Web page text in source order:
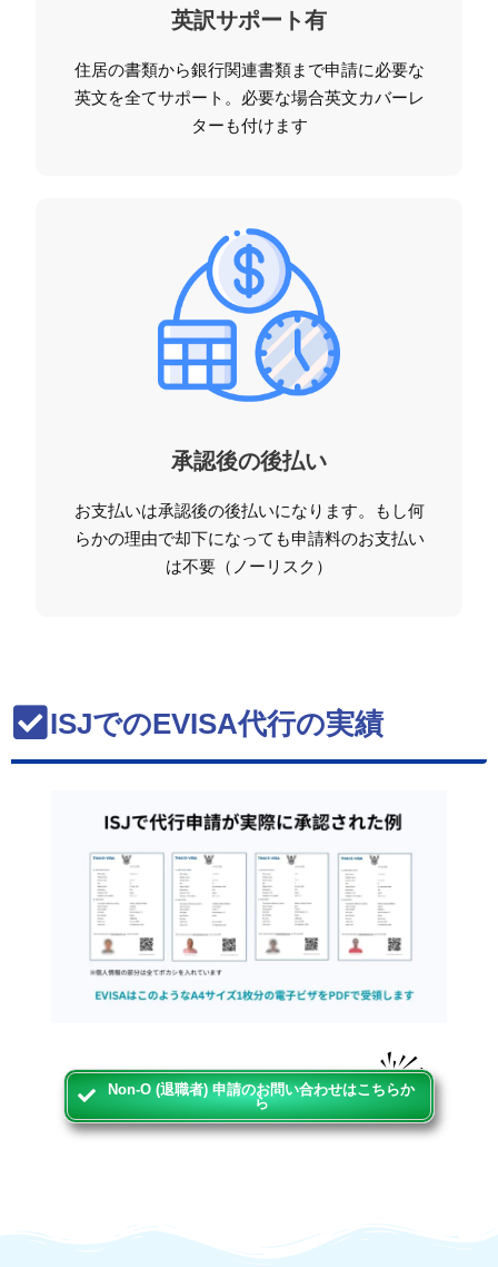
英訳サポート有
住居の書類から銀行関連書類まで申請に必要な
英文を全てサポート。必要な場合英文カバーレ
ターも付けます
承認後の後払い
お支払いは承認後の後払いになります。もし何
らかの理由で却下になっても申請料のお支払い
は不要（ノーリスク）
ISJでのEVISA代行の実績
Non-O (退職者) 申請のお問い合わせはこちらか
ら